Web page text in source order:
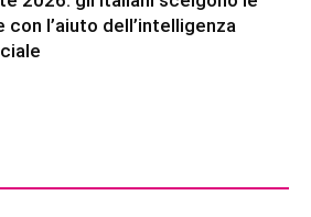
con l’aiuto dell’intelligenza